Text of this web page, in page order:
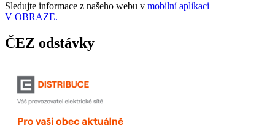
Sledujte informace z našeho webu v mobilní aplikaci –
V OBRAZE.
ČEZ odstávky